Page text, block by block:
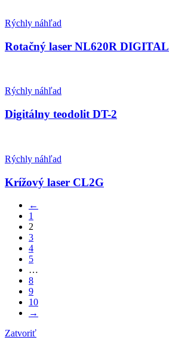
Rýchly náhľad
Rotačný laser NL620R DIGITAL
Rýchly náhľad
Digitálny teodolit DT-2
Rýchly náhľad
Krížový laser CL2G
←
1
2
3
4
5
…
8
9
10
→
Zatvoriť